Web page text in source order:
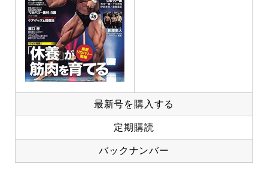
最新号を購入する
定期購読
バックナンバー